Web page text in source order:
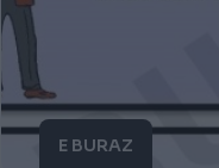
E BURAZ